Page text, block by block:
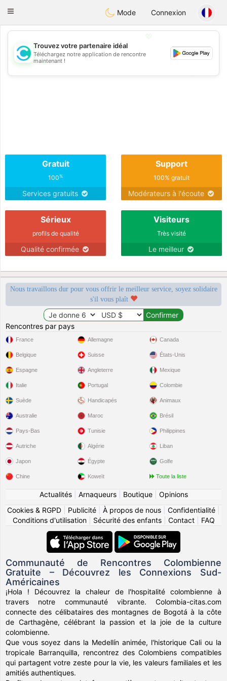
olombiaCitas
Toggle
Mode Connexion
💖
💕
Trouvez votre partenaire idéal
Téléchargez notre application de rencontre
maintenant !
Gratuit
100%
Services gratuits
Support
100% gratuit
Modérateurs à l'écoute
Sérieux
profils de qualité
Qualité confirmée
Visiteurs
Très visité
Le meilleur
Nous travaillons dur pour vous offrir le meilleur service, soyez solidaire
s'il vous plaît
Rencontres par pays
France
Belgique
Espagne
Italie
Suède
Allemagne
Suisse
Angleterre
Portugal
Handicapés
Canada
États-Unis
Mexique
Colombie
Animaux
Australie
Pays-Bas
Autriche
Japon
Chine
Maroc
Tunisie
Algérie
Égypte
Koweït
Brésil
Philippines
Liban
Golfe
Toute la liste
Actualités| Arnaqueurs| Boutique| Opinions
Cookies & RGPD
Publicité À propos de nous Confidentialité
Conditions d'utilisation| Sécurité des enfants| Contact| FAQ
Communauté de Rencontres Colombienne
Gratuite – Découvrez les Connexions Sud-
Américaines
¡Hola ! Découvrez la chaleur de l'hospitalité colombienne à
travers notre communauté vibrante. Colombia-citas.com
connecte des célibataires des montagnes de Bogotá à la côte
de Carthagène, célébrant la passion et la joie de la culture
colombienne.
Que vous soyez dans la Medellín animée, l'historique Cali ou la
tropicale Barranquilla, rencontrez des Colombiens compatibles
qui partagent votre zeste pour la vie, les valeurs familiales et les
amitiés authentiques.